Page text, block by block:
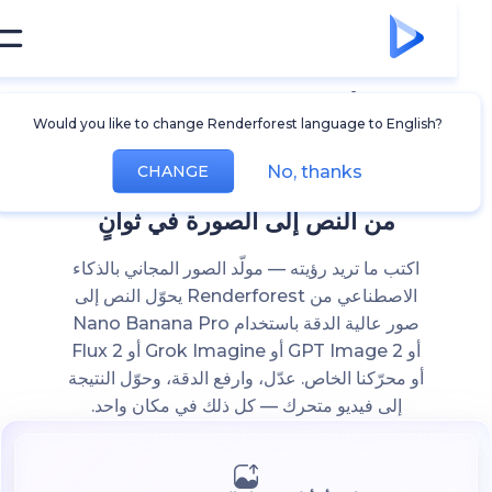
Would you like to change Renderforest language to English?
CHANGE No, thanks
مولّد الصور بالذكاء
الاصطناعي
من النص إلى الصورة في ثوانٍ
اكتب ما تريد رؤيته — مولّد الصور المجاني بالذكاء
الاصطناعي من Renderforest يحوّل النص إلى
صور عالية الدقة باستخدام Nano Banana Pro
أو GPT Image 2 أو Grok Imagine أو Flux 2
أو محرّكنا الخاص. عدّل، وارفع الدقة، وحوّل النتيجة
إلى فيديو متحرك — كل ذلك في مكان واحد.